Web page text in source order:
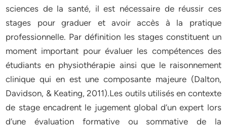
sciences de la santé, il est nécessaire de réussir ces
stages pour graduer et avoir accès à la pratique
professionnelle. Par définition les stages constituent un
moment important pour évaluer les compétences des
étudiants en physiothérapie ainsi que le raisonnement
clinique qui en est une composante majeure (Dalton,
Davidson, & Keating, 2011).Les outils utilisés en contexte
de stage encadrent le jugement global d’un expert lors
d’une évaluation formative ou sommative de la